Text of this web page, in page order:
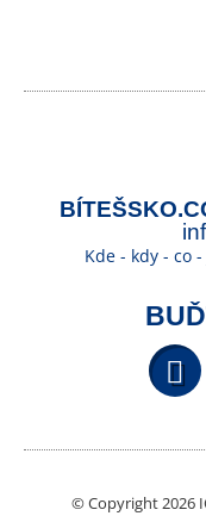
Kde - kdy - co
© Copyright 2026